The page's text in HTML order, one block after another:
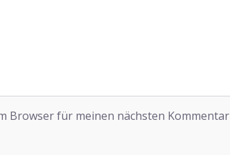
Browser für meinen nächsten Kommentar